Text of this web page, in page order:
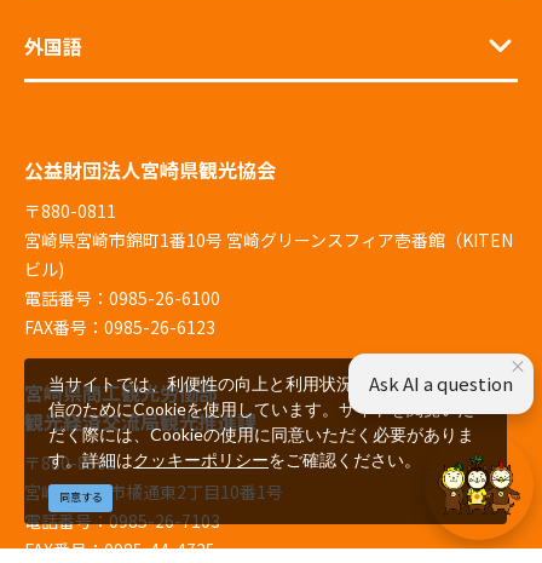
外国語
公益財団法人宮崎県観光協会
〒880-0811
宮崎県宮崎市錦町1番10号 宮崎グリーンスフィア壱番館（KITEN
ビル)
電話番号：0985-26-6100
FAX番号：0985-26-6123
宮崎県商工観光労働部
観光経済交流局観光推進課
〒880-8501
宮崎県宮崎市橘通東2丁目10番1号
電話番号：0985-26-7103
FAX番号：0985-44-4725
当サイトでは、利便性の向上と利用状況の解析、広告配
信のためにCookieを使用しています。サイトを閲覧いた
だく際には、Cookieの使用に同意いただく必要がありま
す。詳細はクッキーポリシーをご確認ください。
同意する
×
Ask AI a question